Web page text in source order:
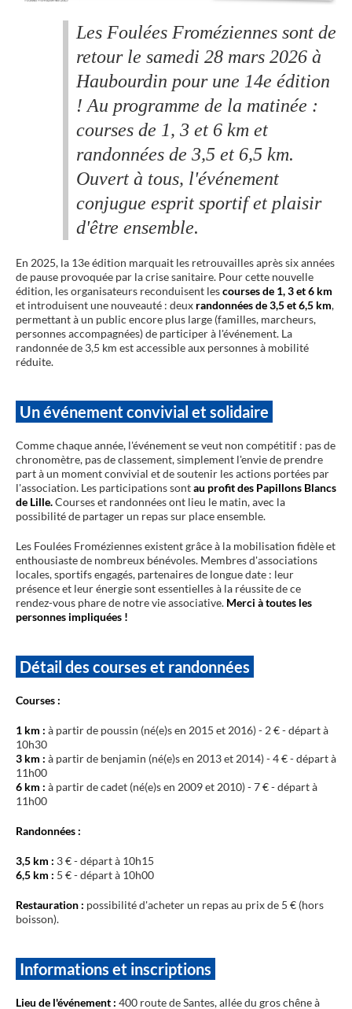
Les Foulées Froméziennes sont de
retour le samedi 28 mars 2026 à
Haubourdin pour une 14e édition
! Au programme de la matinée :
courses de 1, 3 et 6 km et
randonnées de 3,5 et 6,5 km.
Ouvert à tous, l'événement
conjugue esprit sportif et plaisir
d'être ensemble.
En 2025, la 13e édition marquait les retrouvailles après six années
de pause provoquée par la crise sanitaire. Pour cette nouvelle
édition, les organisateurs reconduisent lescourses de 1, 3 et 6 km
et introduisent une nouveauté : deux randonnées de 3,5 et 6,5 km,
permettant à un public encore plus large (familles, marcheurs,
personnes accompagnées) de participer à l'événement. La
randonnée de 3,5 km est accessible aux personnes à mobilité
réduite.
Un événement convivial et solidaire
Comme chaque année, l'événement se veut non compétitif : pas de
chronomètre, pas de classement, simplement l'envie de prendre
part à un moment convivial et de soutenir les actions portées par
l'association. Les participations sontau profit des Papillons Blancs
de Lille.Courses et randonnées ont lieu le matin, avec la
possibilité de partager un repas sur place ensemble.
Les Foulées Froméziennes existent grâce à la mobilisation fidèle et
enthousiaste de nombreux bénévoles. Membres d'associations
locales, sportifs engagés, partenaires de longue date : leur
présence et leur énergie sont essentielles à la réussite de ce
rendez-vous phare de notre vie associative. Merci à toutes les
personnes impliquées !
Détail des courses et randonnées
Courses :
1 km : à partir de poussin (né(e)s en 2015 et 2016) - 2 € - départ à
10h30
3 km : à partir de benjamin (né(e)s en 2013 et 2014) - 4 € - départ à
11h00
6 km : à partir de cadet (né(e)s en 2009 et 2010) - 7 € - départ à
11h00
Randonnées :
3,5 km : 3 € - départ à 10h15
6,5 km : 5 € - départ à 10h00
Restauration : possibilité d'acheter un repas au prix de 5 € (hors
boisson).
Informations et inscriptions
Lieu de l'événement : 400 route de Santes, allée du gros chêne à